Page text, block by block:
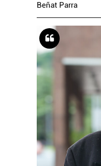
Beñat Parra